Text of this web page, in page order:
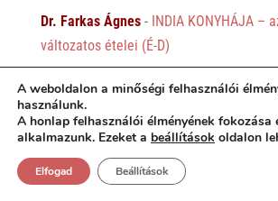
Dr. Farkas Ágnes- INDIA KONYHÁJA –
változatos ételei (É-D)
erdélyi borász, költő
Csíki Sándor-SOMLÓI GALUSKA – A
somlói galuska története
Nagy Imre
-SOMLÓI GALUSKA – A
A weboldalon a minőségi felhasználói
használunk.
A honlap felhasználói élményének fokozása
alkalmazunk. Ezeket a beállítások oldalon
Elfogad Beállítások